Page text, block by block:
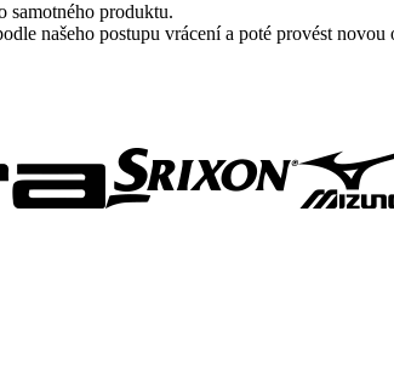
samotného produktu.
našeho postupu vrácení a poté provést